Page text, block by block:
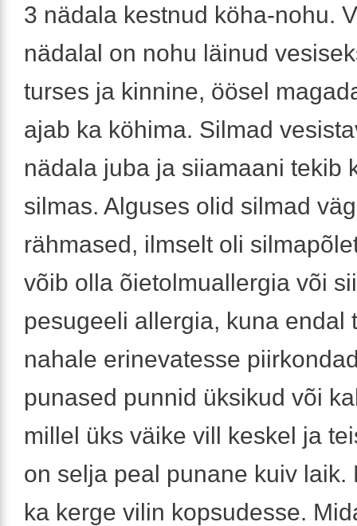
3 nädala kestnud köha-nohu.
nädalal on nohu läinud
turses ja kinnine, öösel
ajab ka köhima. Silmad
nädala juba ja siiamaani tekib
silmas. Alguses olid silmad
rähmased, ilmselt oli
võib olla õietolmuallergia või
pesugeeli allergia, kuna endal
nahale erinevatesse
punased punnid üksikud või
millel üks väike vill keskel ja
on selja peal punane kuiv laik.
ka kerge vilin kopsudesse.